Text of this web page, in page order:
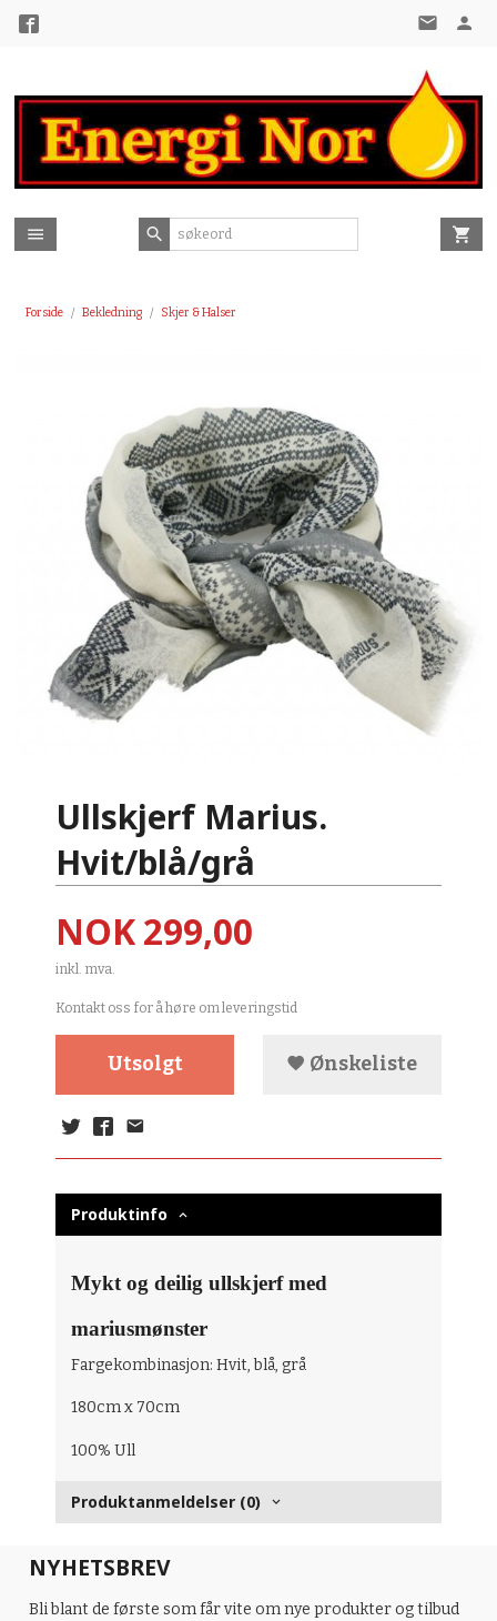
Forside Bekledning Skjer & Halser
Ullskjerf Marius.
Hvit/blå/grå
Pris
NOK299,00
inkl. mva.
Kontakt oss for å høre om leveringstid
Utsolgt Ønskeliste
Produktinfo
Mykt og deilig ullskjerf med
mariusmønster
Fargekombinasjon: Hvit, blå, grå
180cm x 70cm
100% Ull
Produktanmeldelser (0)
NYHETSBREV
Bli blant de første som får vite om nye produkter og tilbud